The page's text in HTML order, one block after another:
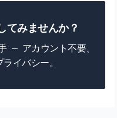
みませんか？
— アカウント不要、
イバシー。